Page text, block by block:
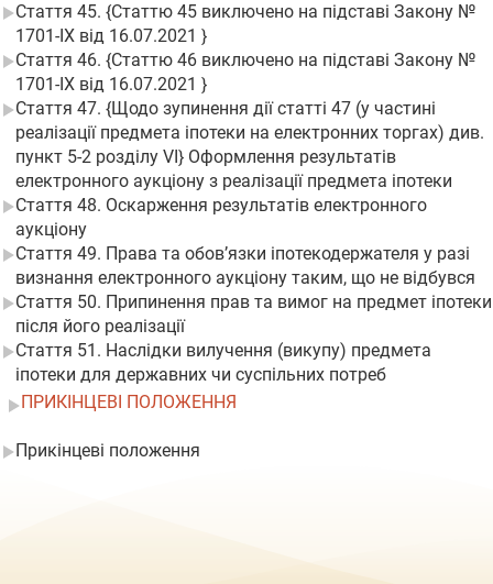
Стаття 45. {Статтю 45 виключено на підставі Закону №
1701-IX від 16.07.2021 }
Стаття 46. {Статтю 46 виключено на підставі Закону №
1701-IX від 16.07.2021 }
Стаття 47. {Щодо зупинення дії статті 47 (у частині
реалізації предмета іпотеки на електронних торгах) див.
пункт 5-2 розділу VI} Оформлення результатів
електронного аукціону з реалізації предмета іпотеки
Стаття 48. Оскарження результатів електронного
аукціону
Стаття 49. Права та обов’язки іпотекодержателя у разі
визнання електронного аукціону таким, що не відбувся
Стаття 50. Припинення прав та вимог на предмет іпотеки
після його реалізації
Стаття 51. Наслідки вилучення (викупу) предмета
іпотеки для державних чи суспільних потреб
ПРИКІНЦЕВІ ПОЛОЖЕННЯ
Прикінцеві положення